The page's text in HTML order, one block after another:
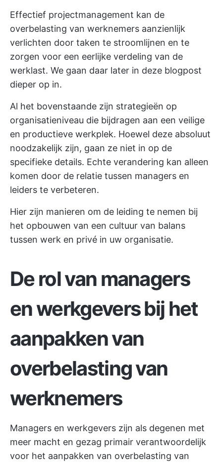
Effectief projectmanagement kan de
overbelasting van werknemers aanzienlijk
verlichten door taken te stroomlijnen en te
zorgen voor een eerlijke verdeling van de
werklast. We gaan daar later in deze blogpost
dieper op in.
Al het bovenstaande zijn strategieën op
organisatieniveau die bijdragen aan een veilige
en productieve werkplek. Hoewel deze absoluut
noodzakelijk zijn, gaan ze niet in op de
specifieke details. Echte verandering kan alleen
komen door de relatie tussen managers en
leiders te verbeteren.
Hier zijn manieren om de leiding te nemen bij
het opbouwen van een cultuur van balans
tussen werk en privé in uw organisatie.
De rol van managers
en werkgevers bij het
aanpakken van
overbelasting van
werknemers
Managers en werkgevers zijn als degenen met
meer macht en gezag primair verantwoordelijk
voor het aanpakken van overbelasting van